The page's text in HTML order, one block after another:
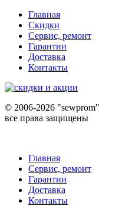
Главная
Скидки
Сервис, ремонт
Гарантии
Доставка
Контакты
© 2006-2026 "sewprom"
все права защищены
Главная
Сервис, ремонт
Гарантии
Доставка
Контакты